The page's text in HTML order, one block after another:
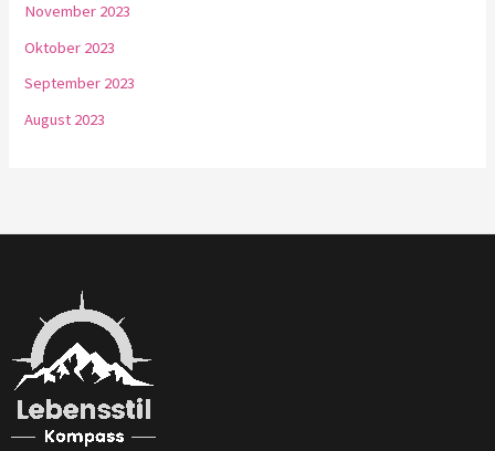
November 2023
Oktober 2023
September 2023
August 2023